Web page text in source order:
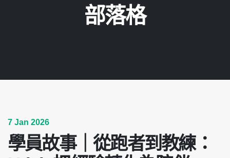
部落格
7 Jan 2026
學員故事｜從跑者到教練：